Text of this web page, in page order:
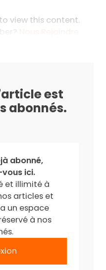
view this content.
est
abonnés.
abonné,
ici.
et illimité à
articles et
un espace
à nos